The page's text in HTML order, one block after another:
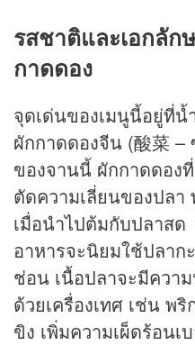
รสชาติและเอกลั
กาดดอง
จุดเด่นของเมนูนี้อยู่ที่น้
ผักกาดดองจีน (酸菜 –
ของจานนี้ ผักกาดดอง
ตัดความเลี่ยนของปล
เมื่อนำไปต้มกับปลาส
อาหารจะนิยมใช้ปลาก
ช่อน เนื้อปลาจะมีควา
ด้วยเครื่องเทศ เช่น พ
ขิง เพิ่มความเผ็ดร้อนเ